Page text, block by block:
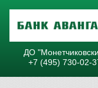
ДО
+7 (495) 730-02-